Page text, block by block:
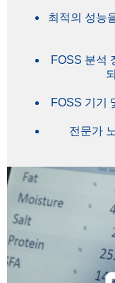
최적의 성능
FOSS 분석
FOSS 기기
전문가